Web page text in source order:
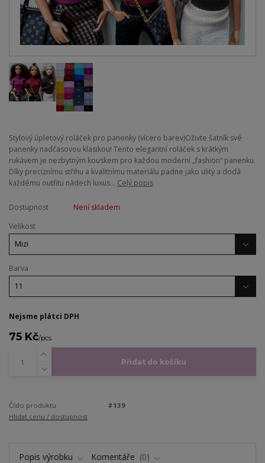
​Stylový úpletový roláček pro panenky (vícero barev) ​Oživte šatník své
panenky nadčasovou klasikou! Tento elegantní roláček s krátkým
rukávem je nezbytným kouskem pro každou moderní „fashion“ panenku.
Díky preciznímu střihu a kvalitnímu materiálu padne jako ulitý a dodá
každému outfitu nádech luxus... Celý popis
Dostupnost
Není skladem
Velikost
Barva
Nejsme plátci DPH
75 Kč/pcs
Přidat do košíku
Číslo produktu
#139
Hlídat cenu / dostupnost
Popis výrobku Komentáře 0